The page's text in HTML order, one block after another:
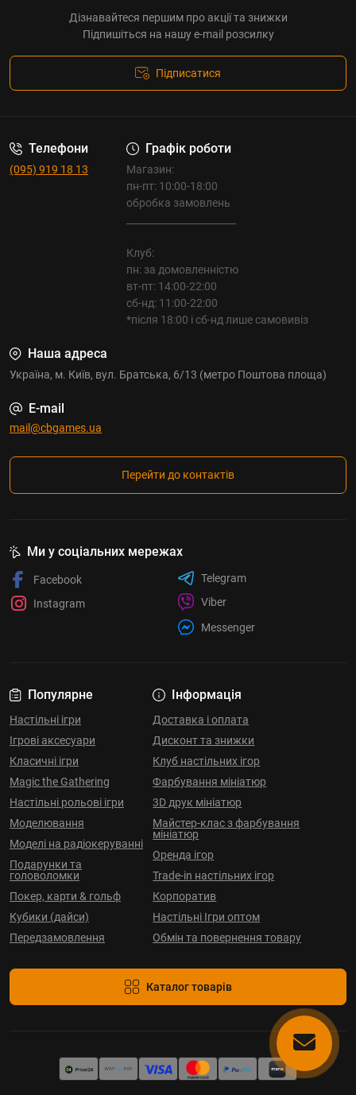
Дізнавайтеся першим про акції та знижки
Підпишіться на нашу e-mail розсилку
Підписатися
Телефони
(095) 919 18 13
Графік роботи
Магазин:
пн-пт: 10:00-18:00
обробка замовлень
Клуб:
пн: за домовленністю
вт-пт: 14:00-22:00
сб-нд: 11:00-22:00
*після 18:00 і сб-нд лише самовивіз
Наша адреса
Україна, м. Київ, вул. Братська, 6/13 (метро Поштова площа)
E-mail
mail@cbgames.ua
Перейти до контактів
Популярне
Настільні ігри
Ігрові аксесуари
Класичні ігри
Magic the Gathering
Настільні рольові ігри
Моделювання
Моделі на радіокеруванні
Подарунки та
головоломки
Покер, карти & гольф
Кубики (дайси)
Передзамовлення
Інформація
Доставка і оплата
Дисконт та знижки
Клуб настільних ігор
Фарбування мініатюр
3D друк мініатюр
Майстер-клас з фарбування
мініатюр
Оренда ігор
Trade-in настільних ігор
Корпоратив
Настільні Ігри оптом
Обмін та повернення товару
Каталог товарів
Ми у соціальних мережах
Facebook
Instagram
Telegram
Viber
Messenger